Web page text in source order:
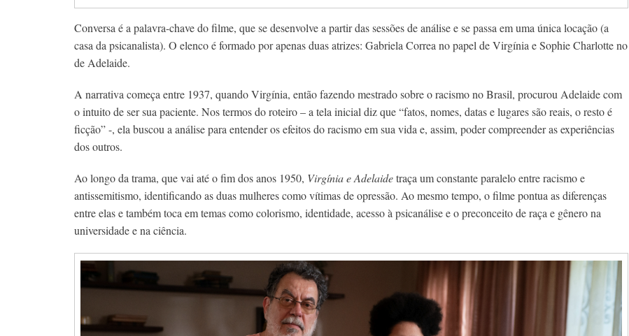
Conversa é a palavra-chave do filme, que se desenvolve a partir das sessões de análise e se passa em uma única locação (a
casa da psicanalista). O elenco é formado porapenas duas atrizes: Gabriela Correa no papel de Virgínia e Sophie Charlotte no
de Adelaide.
A narrativa começa entre 1937, quando Virgínia, então fazendo mestrado sobre o racismo no Brasil, procurou Adelaide com
o intuito de ser sua paciente. Nos termos do roteiro – a tela inicial diz que “fatos, nomes, datas e lugares são reais, o resto é
ficção” -, ela buscou a análise para entender os efeitos do racismo em sua vida e, assim, poder compreender as experiências
dos outros.
Ao longo da trama, que vai até o fim dos anos 1950, Virgínia e Adelaidetraça um constante paralelo entre racismo e
antissemitismo, identificando as duas mulheres como vítimas de opressão. Ao mesmo tempo, o filme pontua as diferenças
entre elas e também toca em temas comocolorismo, identidade, acesso à psicanálisee o preconceito de raça e gênero na
universidade e na ciência.